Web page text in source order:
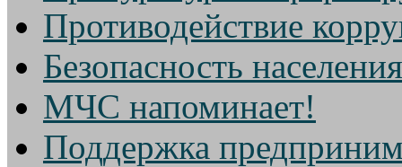
Противодействие
Безопасность населения
МЧС напоминает!
Поддержка